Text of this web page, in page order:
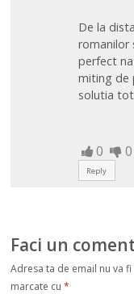
De la
romanilor
perfect
miting de
solutia
0 0
Reply
Faci un
Adresa ta de email nu va
marcate cu*